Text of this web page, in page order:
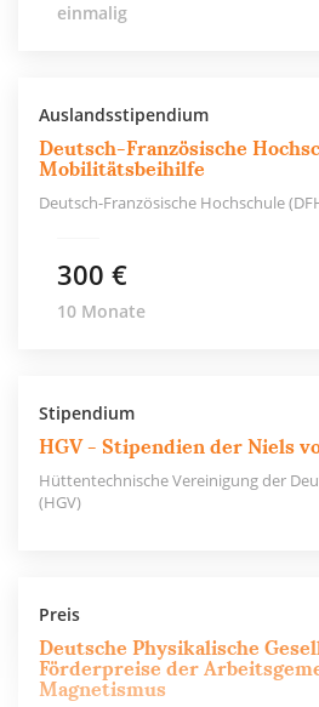
einmalig
Auslandsstipendium
Deutsch-Französische
Mobilitätsbeihilfe
Deutsch-Französische Hochschule
300 €
10 Monate
Stipendium
HGV - Stipendien der Niels
Hüttentechnische Vereinigung der
(HGV)
Preis
Deutsche Physikalische
Förderpreise der
Magnetismus